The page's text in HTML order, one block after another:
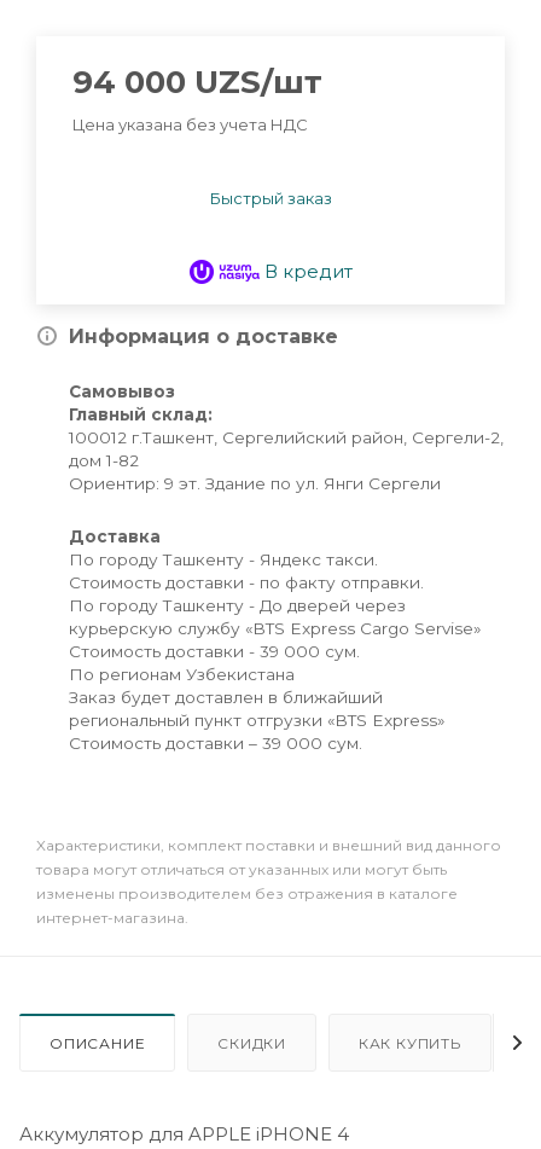
94 000 UZS/шт
Цена указана без учета НДС
Быстрый заказ
В кредит
Информация о доставке
Самовывоз
Главный склад:
100012 г.Ташкент, Сергелийский район, Сергели-2,
дом 1-82
Ориентир: 9 эт. Здание по ул. Янги Сергели
Доставка
По городу Ташкенту - Яндекс такси.
Стоимость доставки - по факту отправки.
По городу Ташкенту - До дверей через
курьерскую службу «BTS Express Cargo Servise»
Стоимость доставки - 39 000 сум.
По регионам Узбекистана
Заказ будет доставлен в ближайший
региональный пункт отгрузки «BTS Express»
Стоимость доставки – 39 000 сум.
Xарактеристики, комплект поставки и внешний вид данного
товара могут отличаться от указанных или могут быть
изменены производителем без отражения в каталоге
интернет-магазина.
ОПИСАНИЕ СКИДКИ КАК КУПИТЬ
Аккумулятор для APPLE iPHONE 4